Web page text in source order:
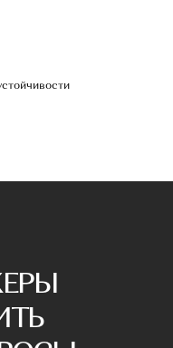
связи,